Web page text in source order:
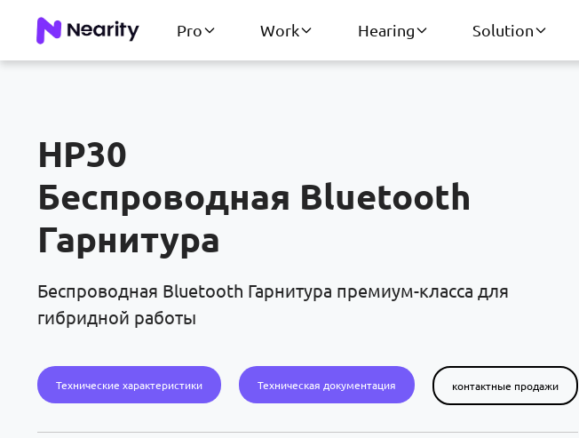
Pro Work Hearing Solution
HP30
Беспроводная Bluetooth
Гарнитура
Беспроводная Bluetooth Гарнитура премиум-класса для
гибридной работы
Технические характеристики Техническая документация контактные продажи